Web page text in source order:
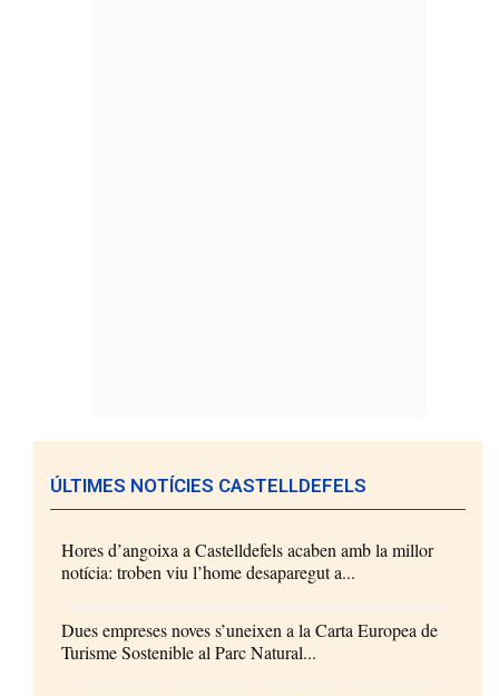
ÚLTIMES NOTÍCIES CASTELLDEFELS
Hores d’angoixa a Castelldefels acaben amb la millor
notícia: troben viu l’home desaparegut a...
Dues empreses noves s’uneixen a la Carta Europea de
Turisme Sostenible al Parc Natural...